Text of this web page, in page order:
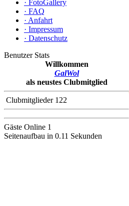
· FotoGallery
· FAQ
· Anfahrt
· Impressum
· Datenschutz
Benutzer Stats
Willkommen
GalWol
als neustes Clubmitglied
Clubmitglieder 122
Gäste Online 1
Seitenaufbau in 0.11 Sekunden